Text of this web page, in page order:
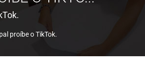
proíbe o TikTok.